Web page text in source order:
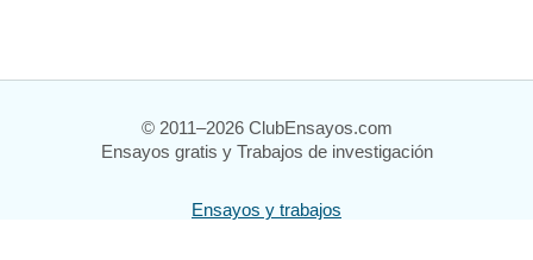
© 2011–2026 ClubEnsayos.com
Ensayos gratis y Trabajos de investigación
Ensayos y trabajos